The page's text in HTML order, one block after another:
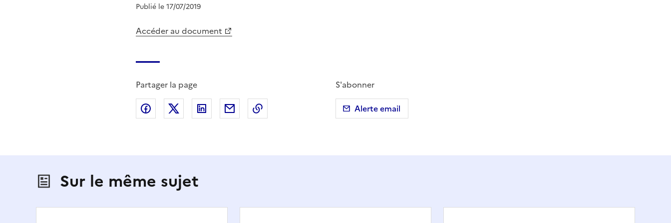
Publié le 17/07/2019
Accéder au document
Partager la page
Partager sur Facebook
Partager sur X (anciennement Twitter)
Partager sur LinkedIn
Partager par emailCopier dans le presse-papier
S'abonner
Alerte email
Sur le même sujet